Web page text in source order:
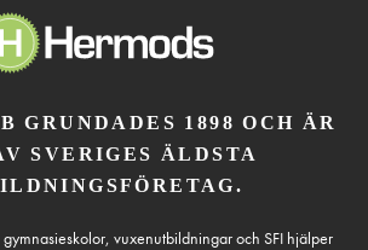
GRUNDADES 1898 OCH ÄR
SVERIGES ÄLDSTA
vuxenutbildningar och SFI hjälper